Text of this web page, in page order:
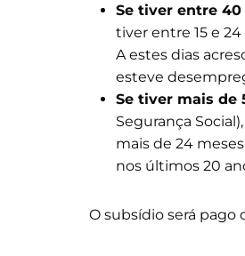
Se tiver entre 40
tiver entre 15 e
A estes dias
esteve
Se tiver mais de
Segurança
mais de 24
nos últimos 20
O subsídio será pago